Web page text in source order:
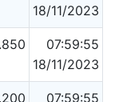
18/11/2023
07:59:55
18/11/2023
07:59:55